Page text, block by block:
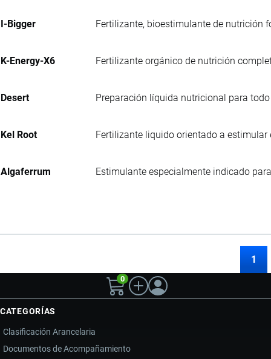
I-Bigger Fertilizante, bioestimulante de nutrición
K-Energy-X6 Fertilizante orgánico de nutrición
Desert Preparación líquida nutricional para
Kel Root Fertilizante liquido orientado a
Algaferrum Estimulante especialmente indicado
1
0
CATEGORÍAS
Clasificación Arancelaria
Documentos de Acompañamiento